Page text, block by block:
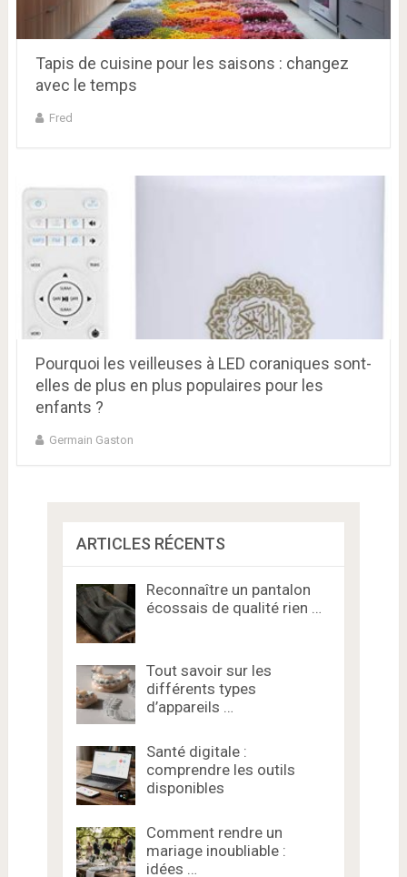
Tapis de cuisine pour les saisons : changez
avec le temps
Fred
Pourquoi les veilleuses à LED coraniques sont-
elles de plus en plus populaires pour les
enfants ?
Germain Gaston
ARTICLES RÉCENTS
Reconnaître un pantalon
écossais de qualité rien …
Tout savoir sur les
différents types
d’appareils …
Santé digitale :
comprendre les outils
disponibles
Comment rendre un
mariage inoubliable :
idées …